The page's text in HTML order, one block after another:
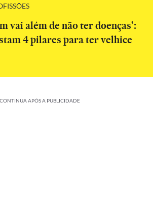
vai além de não ter doenças’:
4 pilares para ter velhice
CONTINUA APÓS A PUBLICIDADE